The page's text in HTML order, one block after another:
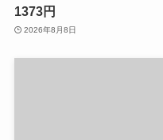
1373円
2026年8月8日